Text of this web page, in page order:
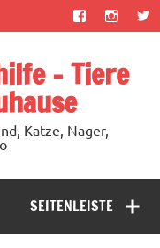
– Tiere
Katze, Nager,
SEITENLEISTE